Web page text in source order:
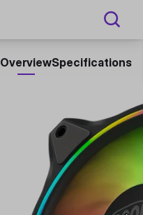
OverviewSpecifications